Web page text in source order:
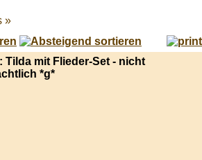
»
Tilda mit Flieder-Set - nicht
*g*